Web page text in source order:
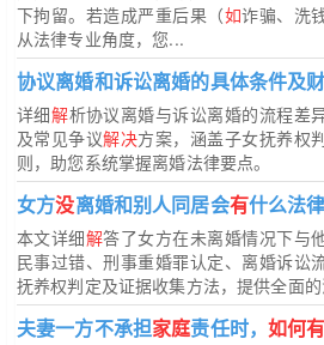
下拘留。若造成严重后果（如诈骗、洗
从法律专业角度，您...
协议离婚和诉讼离婚的具体条件及
详细解析协议离婚与诉讼离婚的流程差
及常见争议解决方案，涵盖子女抚养权
则，助您系统掌握离婚法律要点。
女方没离婚和别人同居会有什么法
本文详细解答了女方在未离婚情况下与
民事过错、刑事重婚罪认定、离婚诉讼
抚养权判定及证据收集方法，提供全面
夫妻一方不承担家庭责任时，如何有